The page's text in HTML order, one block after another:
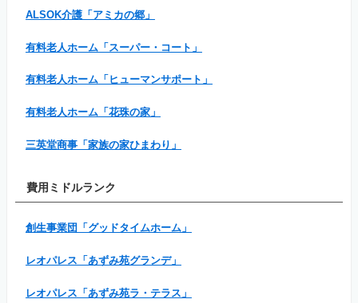
ALSOK介護「アミカの郷」
有料老人ホーム「スーパー・コート」
有料老人ホーム「ヒューマンサポート」
有料老人ホーム「花珠の家」
三英堂商事「家族の家ひまわり」
費用ミドルランク
創生事業団「グッドタイムホーム」
レオパレス「あずみ苑グランデ」
レオパレス「あずみ苑ラ・テラス」